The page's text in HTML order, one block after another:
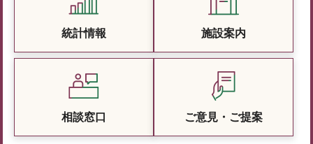
統計情報 施設案内
相談窓口 ご意見・ご提案